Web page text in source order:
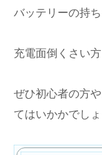
バッテリーの持
充電面倒くさい
ぜひ初心者の方
てはいかかでしょ